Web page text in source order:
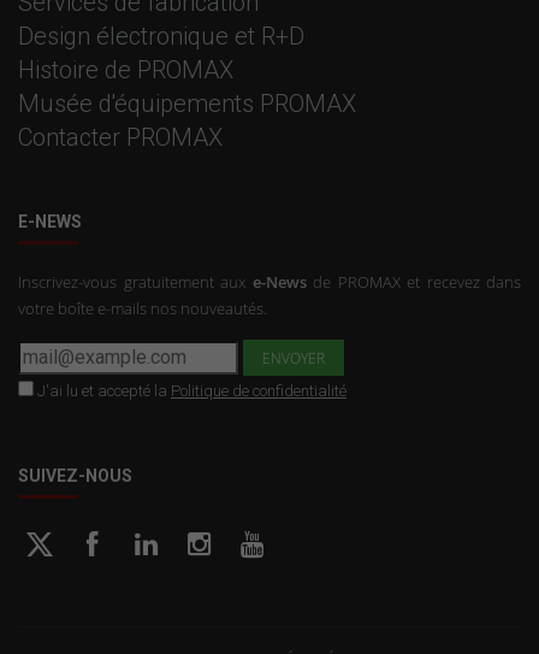
Design électronique et R+D
Histoire de PROMAX
Musée d'équipements PROMAX
Contacter PROMAX
E-NEWS
Inscrivez-vous gratuitement aux e-Newsde PROMAX et recevez dans
votre boîte e-mails nos nouveautés.
J'ai lu et accepté la Politique de confidentialité
SUIVEZ-NOUS